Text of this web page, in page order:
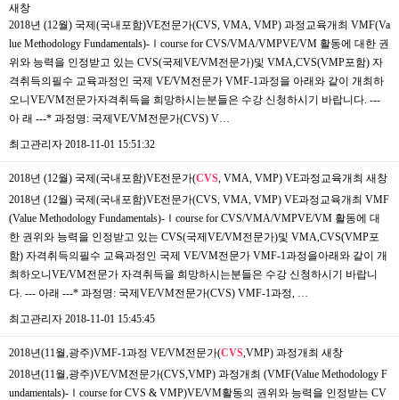
새창
2018년 (12월) 국제(국내포함)VE전문가(CVS, VMA, VMP) 과정교육개최 ​VMF(Va
lue Methodology Fundamentals)-Ⅰcourse for CVS/VMA/VMPVE/VM 활동에 대한 권
위와 능력을 인정받고 있는 CVS(국제VE/VM전문가)및 VMA,CVS(VMP포함) 자
격취득의필수 교육과정인 국제 VE/VM전문가 VMF-1과정을 아래와 같이 개최하
오니VE/VM전문가자격취득을 희망하시는분들은 수강 신청하시기 바랍니다. ---
아 래 ---* 과정명: 국제VE/VM전문가(CVS) V…
최고관리자 2018-11-01 15:51:32
2018년 (12월) 국제(국내포함)VE전문가(CVS , VMA, VMP) VE과정교육개최 새창
2018년 (12월) 국제(국내포함)VE전문가(CVS, VMA, VMP) VE과정교육개최 VMF
(Value Methodology Fundamentals)-Ⅰcourse for CVS/VMA/VMPVE/VM 활동에 대
한 권위와 능력을 인정받고 있는 CVS(국제VE/VM전문가)및 VMA,CVS(VMP포
함) 자격취득의필수 교육과정인 국제 VE/VM전문가 VMF-1과정을아래와 같이 개
최하오니VE/VM전문가 ​자격취득을 희망하시는분들은 수강 신청하시기 바랍니
다. --- 아래 ---* 과정명: 국제VE/VM전문가(CVS) VMF-1과정, …
최고관리자 2018-11-01 15:45:45
2018년(11월,광주)VMF-1과정 VE/VM전문가(CVS ,VMP) 과정개최 새창
​2018년(11월,광주)VE/VM전문가(CVS,VMP) 과정개최 (VMF(Value Methodology F
undamentals)-Ⅰcourse for CVS & VMP)VE/VM활동의 권위와 능력을 인정받는 CV